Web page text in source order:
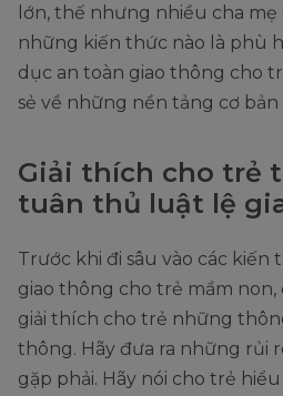
lớn, thế nhưng nhiều cha
những kiến thức nào là phù
dục an toàn giao thông cho
sẻ về những nền tảng cơ bản
Giải thích cho trẻ
tuân thủ luật lệ
Trước khi đi sâu vào các kiến
giao thông cho trẻ mầm non,
giải thích cho trẻ những
thông. Hãy đưa ra những rủi
gặp phải. Hãy nói cho trẻ